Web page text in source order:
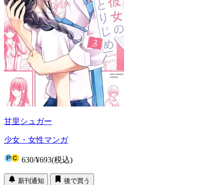
甘里シュガー
少女・女性マンガ
630/¥693(税込)
新刊通知
後で買う